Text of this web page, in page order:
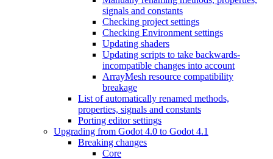
signals and constants
Checking project settings
Checking Environment settings
Updating shaders
Updating scripts to take backwards-
incompatible changes into account
ArrayMesh resource compatibility
breakage
List of automatically renamed methods,
properties, signals and constants
Porting editor settings
Upgrading from Godot 4.0 to Godot 4.1
Breaking changes
Core